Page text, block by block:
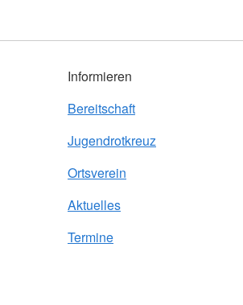
Informieren
Bereitschaft
Jugendrotkreuz
Ortsverein
Aktuelles
Termine